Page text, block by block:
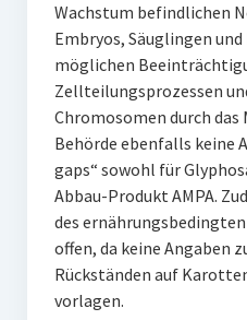
Wachstum befindlichen
Embryos, Säuglingen und
möglichen
Zellteilungsprozessen
Chromosomen durch
Behörde ebenfalls keine
gaps“ sowohl für
Abbau-Produkt AMPA.
des
offen, da keine Angaben
Rückständen auf
vorlagen.